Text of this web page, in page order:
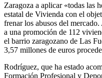
La ministra de Vivienda y
instado este viernes al
Zaragoza a aplicar «todas las
estatal de Vivienda con el
frenar los abusos del mercado.
a una promoción de 112
3,57 millones de euros